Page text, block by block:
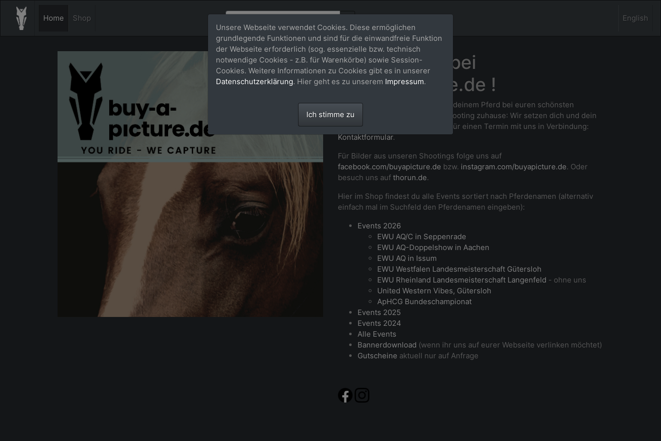
Home Shop English
Willkommen bei
buy-a-picture.de !
Professionelle Fotos von dir und deinem Pferd bei euren schönsten
Momenten auf Turnier und im Shooting zuhause: Wir setzen dich und dein
Pferd in Szene. Setz dich gerne für einen Termin mit uns in Verbindung:
Kontaktformular.
Für Bilder aus unseren Shootings folge uns auf
facebook.com/buyapicture.de bzw. instagram.com/buyapicture.de. Oder
besuch uns auf thorun.de.
Hier im Shop findest du alle Events sortiert nach Pferdenamen (alternativ
einfach mal im Suchfeld den Pferdenamen eingeben):
Events 2026
EWU AQ/C in Seppenrade
EWU AQ-Doppelshow in Aachen
EWU AQ in Issum
EWU Westfalen Landesmeisterschaft Gütersloh
EWU Rheinland Landesmeisterschaft Langenfeld - ohne uns
United Western Vibes, Gütersloh
ApHCG Bundeschampionat
Events 2025
Events 2024
Alle Events
Bannerdownload (wenn ihr uns auf eurer Webseite verlinken möchtet)
Gutscheine aktuell nur auf Anfrage
Unsere Webseite verwendet Cookies. Diese ermöglichen
grundlegende Funktionen und sind für die einwandfreie Funktion
der Webseite erforderlich (sog. essenzielle bzw. technisch
notwendige Cookies - z.B. für Warenkörbe) sowie Session-
Cookies. Weitere Informationen zu Cookies gibt es in unserer
Datenschutzerklärung. Hier geht es zu unserem Impressum.
Ich stimme zu